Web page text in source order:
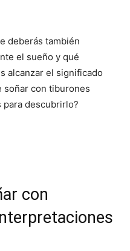
deberás también
el sueño y qué
alcanzar el significado
soñar con tiburones
para descubrirlo?
con